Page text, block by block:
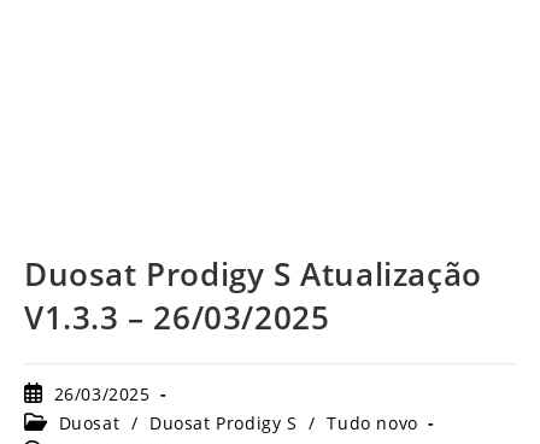
Duosat Prodigy S Atualização
V1.3.3 – 26/03/2025
Post
publicado:
26/03/2025
Categoria
Duosat / Duosat Prodigy S / Tudo novo